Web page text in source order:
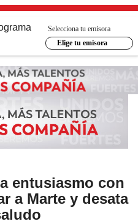
Selecciona tu emisora
Elige tu emisora
entusiasmo con
a Marte y desata